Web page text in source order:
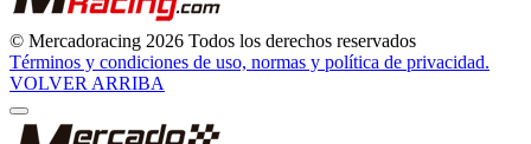
© Mercadoracing 2026 Todos los derechos reservados
Términos y condiciones de uso, normas y política de privacidad.
VOLVER ARRIBA